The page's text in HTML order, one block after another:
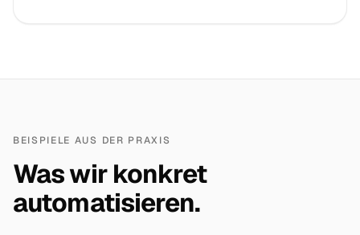
BEISPIELE AUS DER PRAXIS
Was wir konkret
automatisieren.